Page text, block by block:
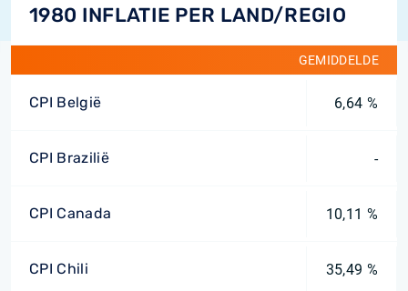
1980 INFLATIE PER LAND/REGIO
GEMIDDELDE
CPI België 6,64 %
CPI Brazilië -
CPI Canada 10,11 %
CPI Chili 35,49 %